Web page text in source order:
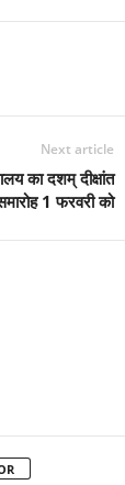
Next article
का दशम् दीक्षांत
1 फरवरी को